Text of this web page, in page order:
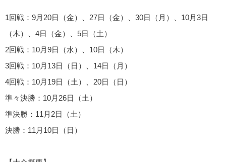
1回戦：9月20日（金）、27日（金）、30日（月）、10月3日
（木）、4日（金）、5日（土）
2回戦：10月9日（水）、10日（木）
3回戦：10月13日（日）、14日（月）
4回戦：10月19日（土）、20日（日）
準々決勝：10月26日（土）
準決勝：11月2日（土）
決勝：11月10日（日）